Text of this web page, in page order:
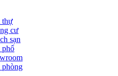
thự
cư
sạn
phố
phòng